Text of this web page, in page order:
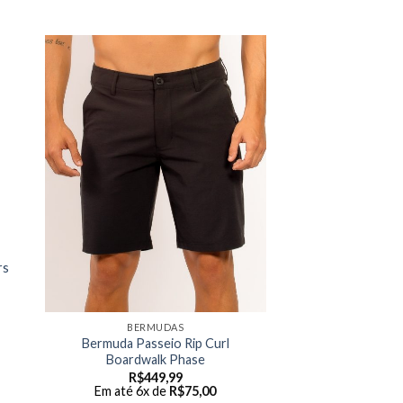
BERMUDAS
Bermuda Passeio Rip Curl
Boardwalk Phase
R$449,99
Em até 6x de R$75,00